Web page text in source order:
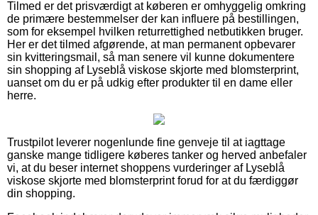
Tilmed er det prisværdigt at køberen er omhyggelig omkring
de primære bestemmelser der kan influere på bestillingen,
som for eksempel hvilken returrettighed netbutikken bruger.
Her er det tilmed afgørende, at man permanent opbevarer
sin kvitteringsmail, så man senere vil kunne dokumentere
sin shopping af Lyseblå viskose skjorte med blomsterprint,
uanset om du er på udkig efter produkter til en dame eller
herre.
Trustpilot leverer nogenlunde fine genveje til at iagttage
ganske mange tidligere køberes tanker og herved anbefaler
vi, at du beser internet shoppens vurderinger af Lyseblå
viskose skjorte med blomsterprint forud for at du færdiggør
din shopping.